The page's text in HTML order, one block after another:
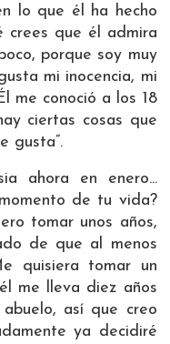
lo que él ha hecho
crees que él admira
porque soy muy
mi inocencia, mi
me conoció a los 18
ciertas cosas que
gusta”.
ahora en enero...
de tu vida?
tomar unos años,
de que al menos
quisiera tomar un
me lleva diez años
así que creo
ya decidiré